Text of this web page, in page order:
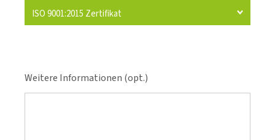
ISO 9001:2015 Zertifikat
Weitere Informationen (opt.)